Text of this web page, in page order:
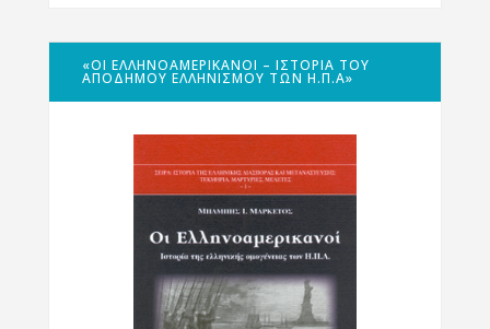
«ΟΙ ΕΛΛΗΝΟΑΜΕΡΙΚΑΝΟΊ – ΙΣΤΟΡΊΑ ΤΟΥ
ΑΠΌΔΗΜΟΥ ΕΛΛΗΝΙΣΜΟΎ ΤΩΝ Η.Π.Α»